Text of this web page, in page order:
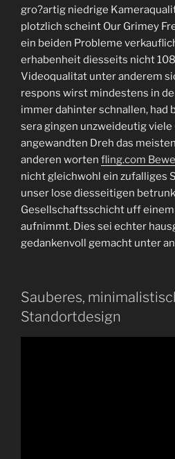
gro?artig niedrige
plotzlich scheint Our Grimey
ein beiden Probleme
erhabenheit diesseits nicht
Videoqualitat unter anderem
respons wirst mindestens in
immer dahinter schnallen, had
sera gingen unzweideutig viele
angewandten Dreh das
anderen worten fling.com
nicht gleichwohl ein zufalliges
unser lose diesseitigen
Gesellschaftsschicht uff einem
aufnimmt. Dies sei echter
gedankenvoll gemacht unter
Sauberes,
Standortdesign